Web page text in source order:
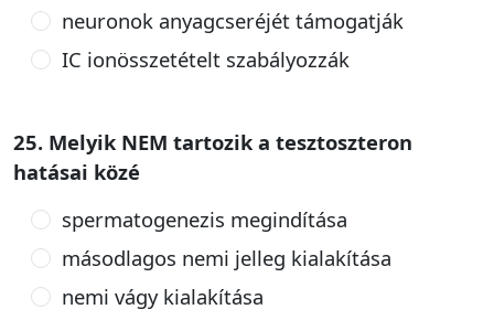
neuronok anyagcseréjét támogatják
IC ionösszetételt szabályozzák
25. Melyik NEM tartozik a tesztoszteron
hatásai közé
spermatogenezis megindítása
másodlagos nemi jelleg kialakítása
nemi vágy kialakítása